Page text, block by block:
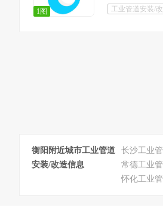
1图 工业管道安装/
衡阳附近城市工业管道
安装/改造信息
长沙工业
常德工业
怀化工业